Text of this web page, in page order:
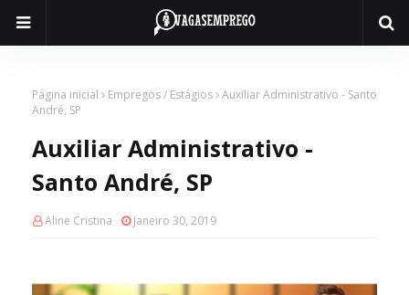
Página inicial Empregos / Estágios Auxiliar Administrativo - Santo
André, SP
Auxiliar Administrativo -
Santo André, SP
Aline Cristina Janeiro 30, 2019